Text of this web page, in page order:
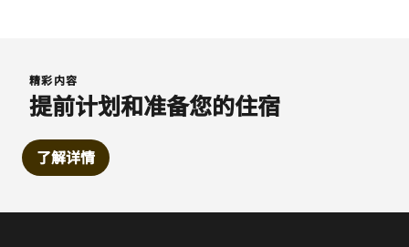
精彩内容
提前计划和准备您的住宿
了解详情